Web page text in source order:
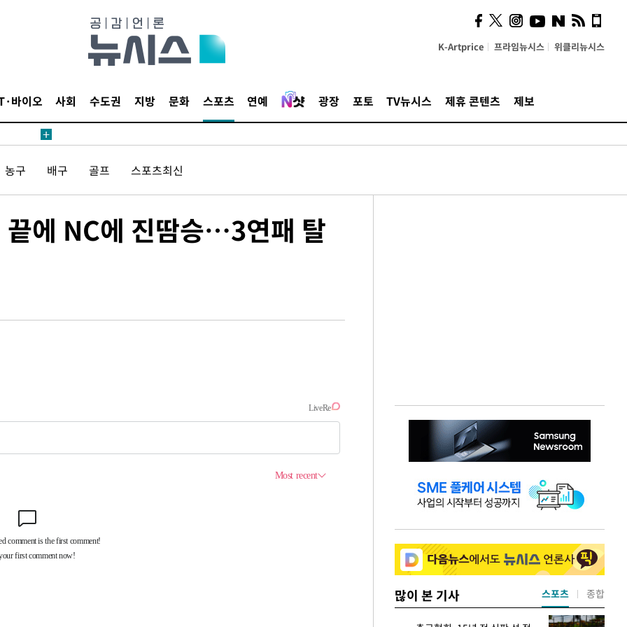
K-Artprice 프라임뉴시스 위클리뉴시스
바이오 사회 수도권 지방 문화 스포츠 연예 광장 포토 TV뉴시스 제휴 콘텐츠 제보
농구 배구 골프 스포츠최신
에 NC에 진땀승…3연패 탈
많이 본 기사 스포츠 종합